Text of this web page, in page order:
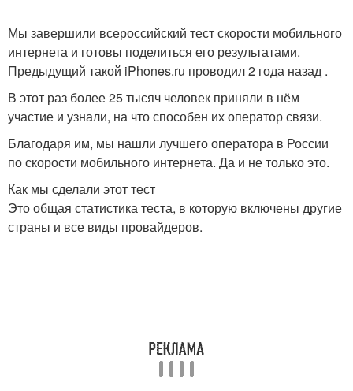
Мы завершили всероссийский тест скорости мобильного
интернета и готовы поделиться его результатами.
Предыдущий такой iPhones.ru проводил 2 года назад .
В этот раз более 25 тысяч человек приняли в нём
участие и узнали, на что способен их оператор связи.
Благодаря им, мы нашли лучшего оператора в России
по скорости мобильного интернета. Да и не только это.
Как мы сделали этот тест
Это общая статистика теста, в которую включены другие
страны и все виды провайдеров.